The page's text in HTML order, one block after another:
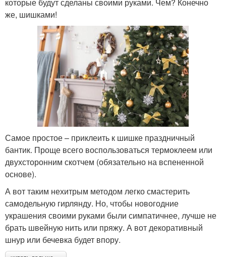
которые будут сделаны своими руками. Чем? Конечно
же, шишками!
Самое простое – приклеить к шишке праздничный
бантик. Проще всего воспользоваться термоклеем или
двухсторонним скотчем (обязательно на вспененной
основе).
А вот таким нехитрым методом легко смастерить
самодельную гирлянду. Но, чтобы новогодние
украшения своими руками были симпатичнее, лучше не
брать швейную нить или пряжу. А вот декоративный
шнур или бечевка будет впору.